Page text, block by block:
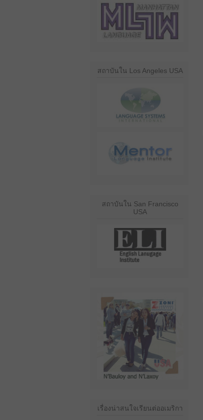
สถาบันใน Los Angeles USA
สถาบันใน San Francisco
USA
เรื่องน่าสนใจเรียนต่ออเมริกา